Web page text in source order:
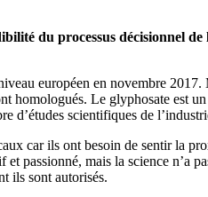
du processus décisionnel
européen en novembre
homologués. Le glyphosate est
d’études scientifiques de
car ils ont besoin de sentir la
passionné, mais la science n’a
ils sont autorisés.